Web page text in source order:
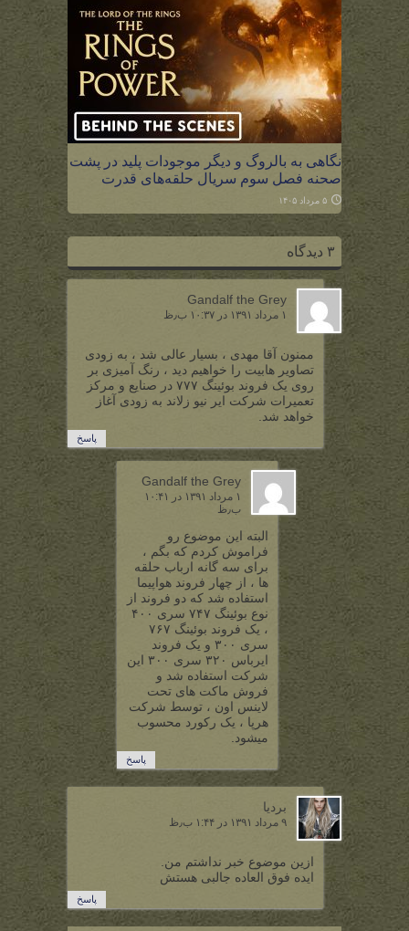
نگاهی به بالروگ و دیگر موجودات پلید در پشت
صحنه فصل سوم سریال حلقه‌های قدرت
۵ مرداد ۱۴۰۵
۳ دیدگاه
Gandalf the Grey
۱ مرداد ۱۳۹۱ در ۱۰:۳۷ ب٫ظ
ممنون آقا مهدی ، بسیار عالی شد ، به زودی
تصاویر هابیت را خواهیم دید ، رنگ آمیزی بر
روی یک فروند بوئینگ ۷۷۷ در صنایع و مرکز
تعمیرات شرکت ایر نیو زلاند به زودی آغاز
خواهد شد.
پاسخ
Gandalf the Grey
۱ مرداد ۱۳۹۱ در ۱۰:۴۱
ب٫ظ
البته این موضوع رو
فراموش کردم که بگم ،
برای سه گانه ارباب حلقه
ها ، از چهار فروند هواپیما
استفاده شد که دو فروند از
نوع بوئینگ ۷۴۷ سری ۴۰۰
، یک فروند بوئینگ ۷۶۷
سری ۳۰۰ و یک فروند
ایرباس ۳۲۰ سری ۳۰۰ این
شرکت استفاده شد و
فروش ماکت های تحت
لاینس اون ، توسط شرکت
هرپا ، یک رکورد محسوب
میشود.
پاسخ
بردیا
۹ مرداد ۱۳۹۱ در ۱:۴۴ ب٫ظ
ازین موضوع خبر نداشتم من.
ایده فوق العاده جالبی هستش
پاسخ